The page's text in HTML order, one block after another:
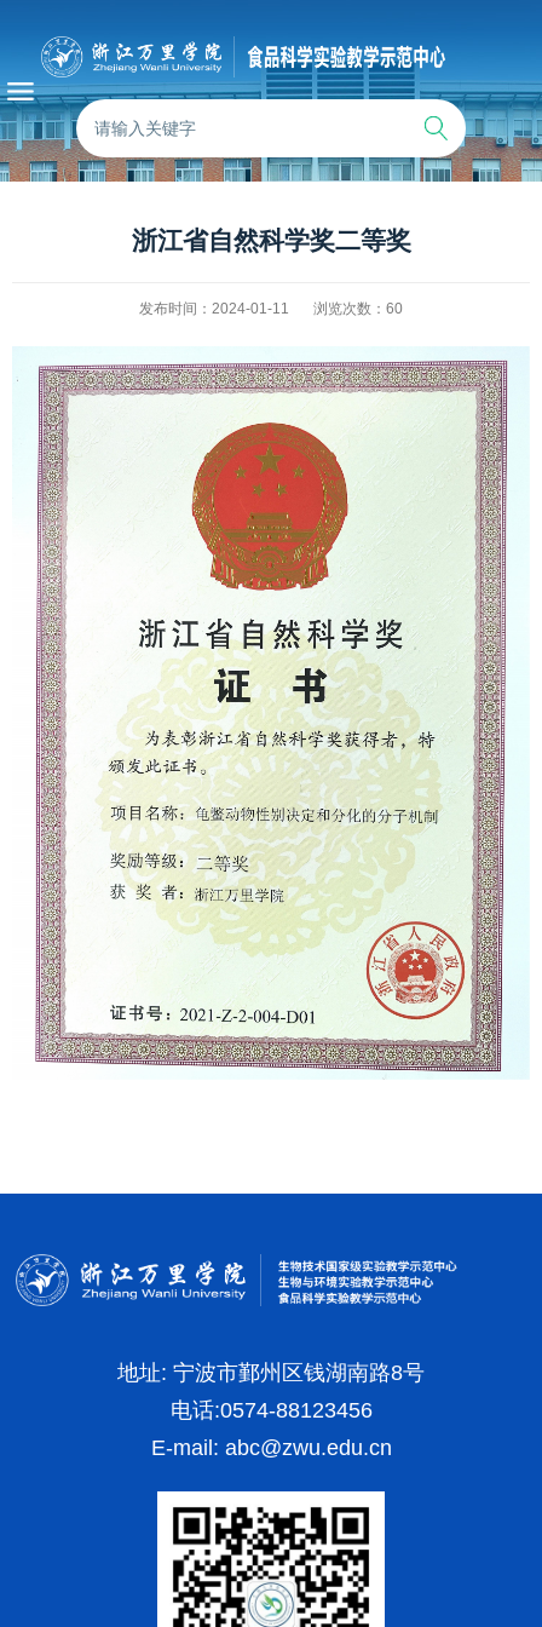
浙江省自然科学奖二等奖
发布时间：2024-01-11 浏览次数： 60
地址: 宁波市鄞州区钱湖南路8号
电话:0574-88123456
E-mail: abc@zwu.edu.cn